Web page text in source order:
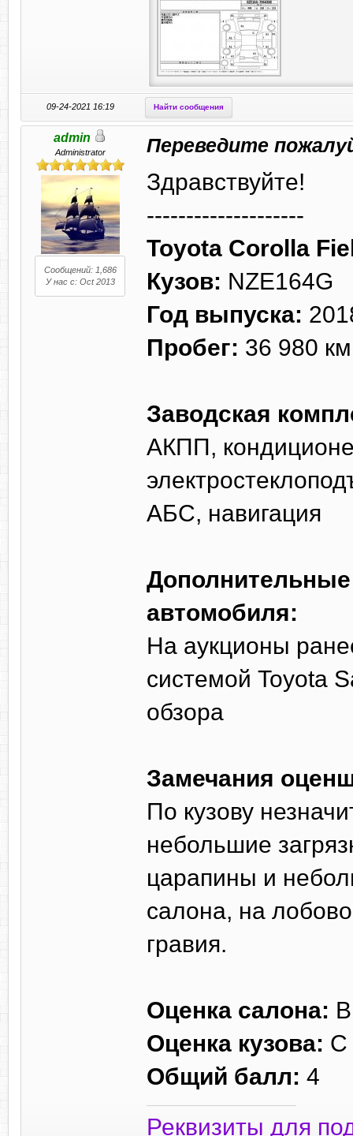
09-24-2021 16:19 Найти сообщения
admin
Administrator
Сообщений: 1,686
У нас с: Oct 2013
Переведите
Здравствуйте!
--------------------
Toyota Corolla
Кузов: NZE164G
Год выпуска:
Пробег: 36 980 км
Заводская
АКПП,
АБС, навигация
автомобиля:
На аукционы
системой Toyota
обзора
Замечания
По кузову
небольшие
царапины и
салона, на
гравия.
Оценка салона: В
Оценка кузова: С
Общий балл: 4
Реквизиты для